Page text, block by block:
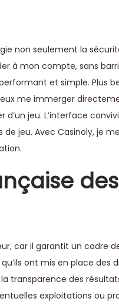
non seulement la
à mon compte, sans
et simple. Plus
me immerger
jeu. L’interface
jeu. Avec Casinoly, je
des
car il garantit un cadre
ont mis en place des
transparence des
exploitations ou